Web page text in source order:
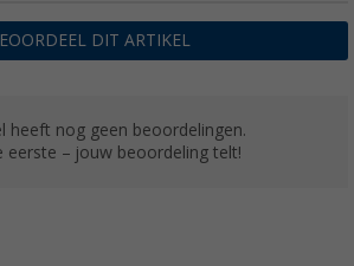
DIT ARTIKEL
heeft nog geen beoordelingen.
eerste – jouw beoordeling telt!